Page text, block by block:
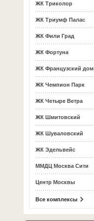
ЖК Триколор
ЖК Триумф Палас
ЖК Фили Град
ЖК Фортуна
ЖК Французский дом
ЖК Чемпион Парк
ЖК Четыре Ветра
ЖК Шмитовский
ЖК Шуваловский
ЖК Эдельвейс
ММДЦ Москва Сити
Центр Москвы
Все комплексы